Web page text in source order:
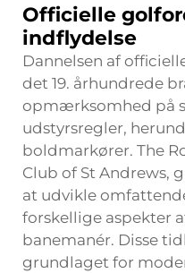
Officielle
indflydelse
Dannelsen af
det 19. århundrede
opmærksomhed på
udstyrsregler,
boldmarkører. The
Club of St Andrews,
at udvikle
forskellige aspekter
banemanér. Disse
grundlaget for